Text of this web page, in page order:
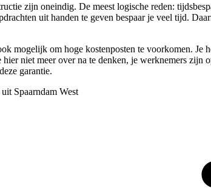
zijn oneindig. De meest logische reden:
uit handen te geven bespaar je veel tijd.
mogelijk om hoge kostenposten te voorkomen.
niet meer over na te denken, je werknemers
garantie.
Spaarndam West